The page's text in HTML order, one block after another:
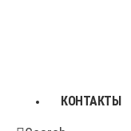
КОНТАКТЫ